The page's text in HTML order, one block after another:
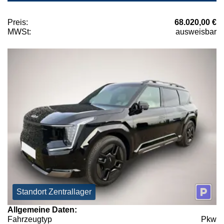
Preis:
68.020,00 €
MWSt:
ausweisbar
Standort Zentrallager
Allgemeine Daten:
Fahrzeugtyp
Pkw